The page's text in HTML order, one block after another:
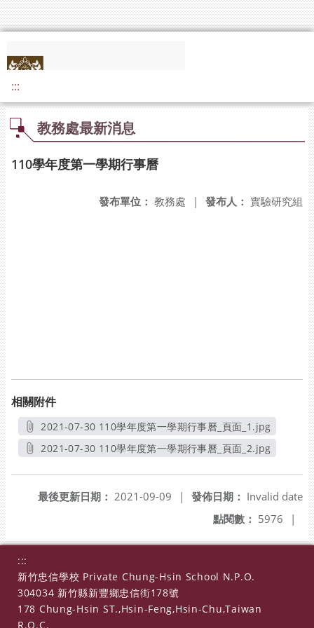
:::
教務處最新消息
110學年度第一學期行事曆
發布人： 實驗研究組
發布單位： 教務處 |
相關附件
2021-07-30 110學年度第一學期行事曆_頁面_1.jpg
另開新視窗
2021-07-30 110學年度第一學期行事曆_頁面_2.jpg
發佈日期： Invalid date
最後更新日期： 2021-09-09
|
點閱數： 5976 |
:::
新竹忠信學校 Private Chung-Hsin School N.P.O.
304034 新竹縣新豐鄉忠信街178號
178 Chung-Hsin ST.,Hsin-Feng,Hsin-Chu,Taiwan
R.O.C.